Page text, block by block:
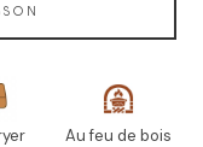
Au feu de bois